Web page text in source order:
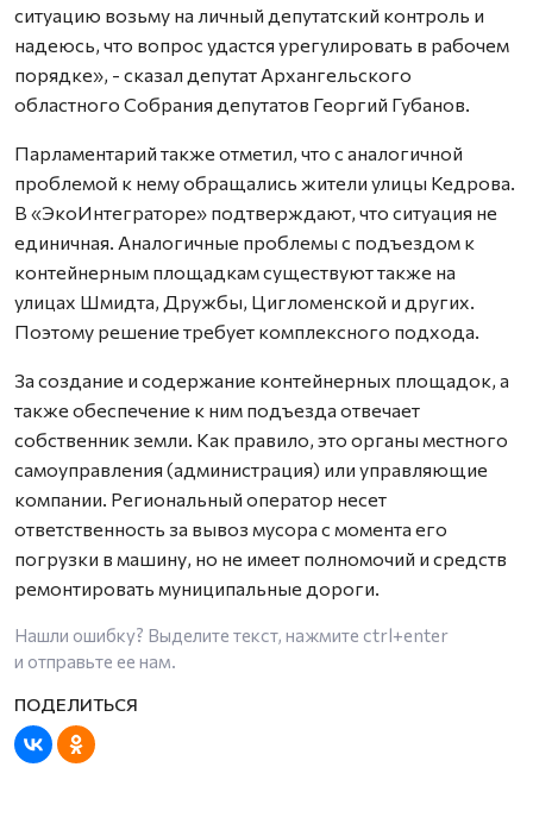
ситуацию возьму на личный депутатский контроль и
надеюсь, что вопрос удастся урегулировать в рабочем
порядке», - сказал депутат Архангельского
областного Собрания депутатов Георгий Губанов.
Парламентарий также отметил, что с аналогичной
проблемой к нему обращались жители улицы Кедрова.
В «ЭкоИнтеграторе» подтверждают, что ситуация не
единичная. Аналогичные проблемы с подъездом к
контейнерным площадкам существуют также на
улицах Шмидта, Дружбы, Цигломенской и других.
Поэтому решение требует комплексного подхода.
За создание и содержание контейнерных площадок, а
также обеспечение к ним подъезда отвечает
собственник земли. Как правило, это органы местного
самоуправления (администрация) или управляющие
компании. Региональный оператор несет
ответственность за вывоз мусора с момента его
погрузки в машину, но не имеет полномочий и средств
ремонтировать муниципальные дороги.
Нашли ошибку? Выделите текст, нажмите ctrl+enter
и отправьте ее нам.